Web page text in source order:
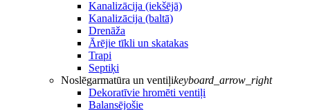
Kanalizācija (iekšējā)
Kanalizācija (baltā)
Drenāža
Ārējie tīkli un skatakas
Trapi
Septiķi
Noslēgarmatūra un ventiļikeyboard_arrow_right
Dekoratīvie hromēti ventiļi
Balansējošie